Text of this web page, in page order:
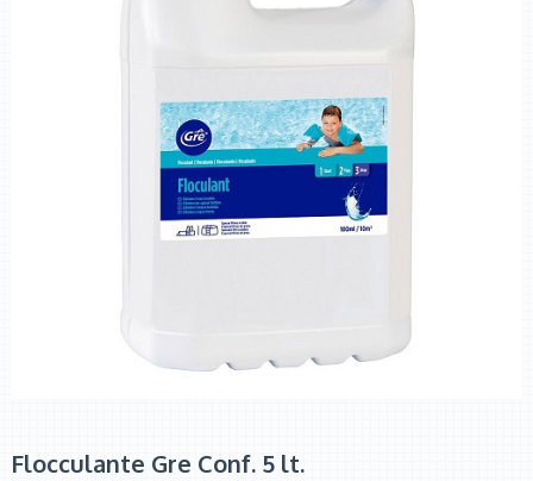
Flocculante Gre Conf. 5 lt.